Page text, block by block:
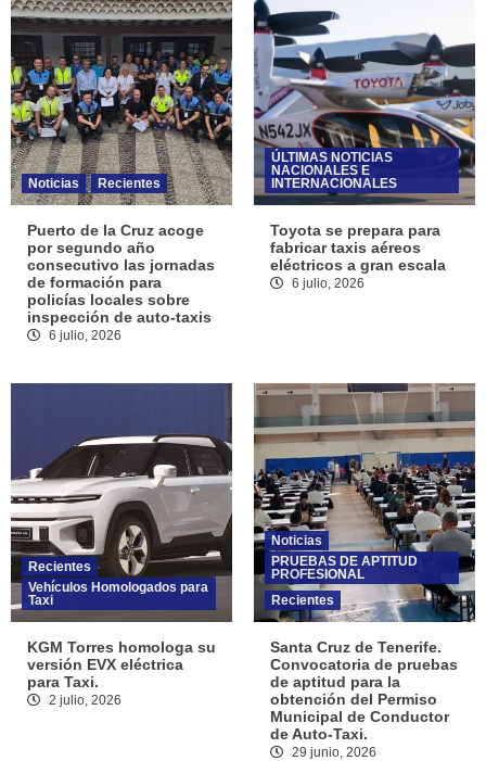
Noticias Recientes
Puerto de la Cruz acoge
por segundo año
consecutivo las jornadas
de formación para
policías locales sobre
inspección de auto-taxis
6 julio, 2026
ÚLTIMAS NOTICIAS
NACIONALES E
INTERNACIONALES
Toyota se prepara para
fabricar taxis aéreos
eléctricos a gran escala
6 julio, 2026
Recientes
Vehículos Homologados para
Taxi
KGM Torres homologa su
versión EVX eléctrica
para Taxi.
2 julio, 2026
Noticias
PRUEBAS DE APTITUD
PROFESIONAL
Recientes
Santa Cruz de Tenerife.
Convocatoria de pruebas
de aptitud para la
obtención del Permiso
Municipal de Conductor
de Auto-Taxi.
29 junio, 2026